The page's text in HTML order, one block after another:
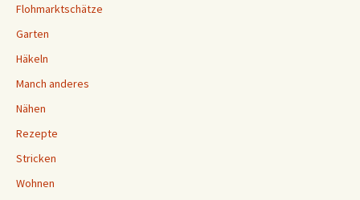
Flohmarktschätze
Garten
Häkeln
Manch anderes
Nähen
Rezepte
Stricken
Wohnen